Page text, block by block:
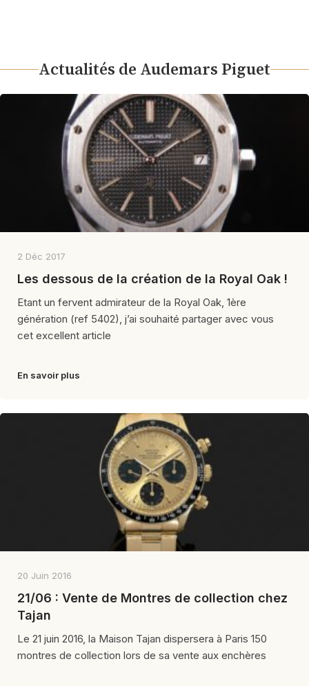
Actualités de Audemars Piguet
2 Déc 2017
Les dessous de la création de la Royal Oak !
Etant un fervent admirateur de la Royal Oak, 1ère
génération (ref 5402), j’ai souhaité partager avec vous
cet excellent article
En savoir plus
20 Juin 2016
21/06 : Vente de Montres de collection chez
Tajan
Le 21 juin 2016, la Maison Tajan dispersera à Paris 150
montres de collection lors de sa vente aux enchères